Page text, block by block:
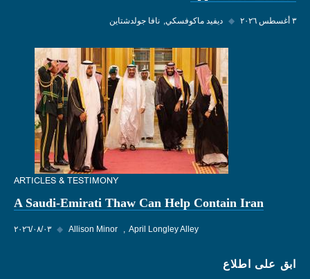
٣ أغسطس ٢٠٢٦ ◆ ديفيد ماكوفسكي نافا جولدشتاين
ARTICLES & TESTIMONY
A Saudi-Emirati Thaw Can Help Contain Iran
٠٣‏/٠٨‏/٢٠٢٦ ◆ Allison Minor April Longley Alley
ابق على اطلاع